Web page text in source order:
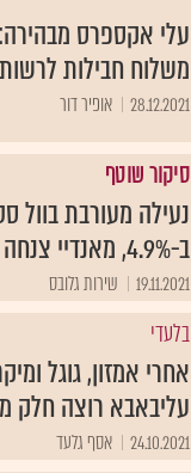
עלי אקספרס
משלוח חבילות
28.12.2021 אופיר דור
סיקור שוטף
נעילה מעורבת בוול
ב-4.9%, מאנדיי צנחה
19.11.2021 שירות גלובס
בלעדי
אחרי אמזון, גוגל
עליבאבא רוצה חלק
24.10.2021 אסף גלעד